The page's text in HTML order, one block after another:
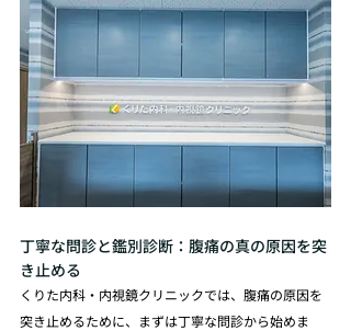
丁寧な問診と鑑別診断：腹痛の真の原因を突
き止める
くりた内科・内視鏡クリニックでは、腹痛の原因を
突き止めるために、まずは丁寧な問診から始めま